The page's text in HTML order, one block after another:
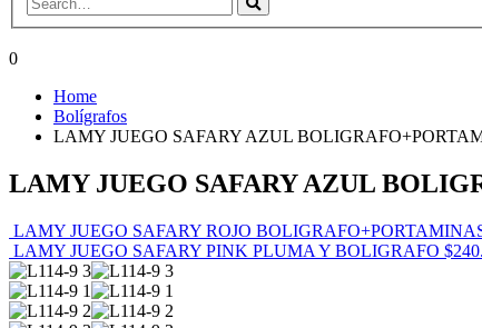
0
Home
Bolígrafos
LAMY JUEGO SAFARY AZUL
LAMY JUEGO SAFARY AZUL
LAMY JUEGO SAFARY ROJO
LAMY JUEGO SAFARY PINK PLUMA Y BOLIGRAFO $